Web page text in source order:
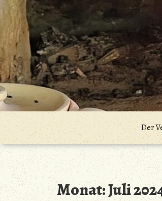
Zum
Inhalt
springen
Der
Monat:Juli